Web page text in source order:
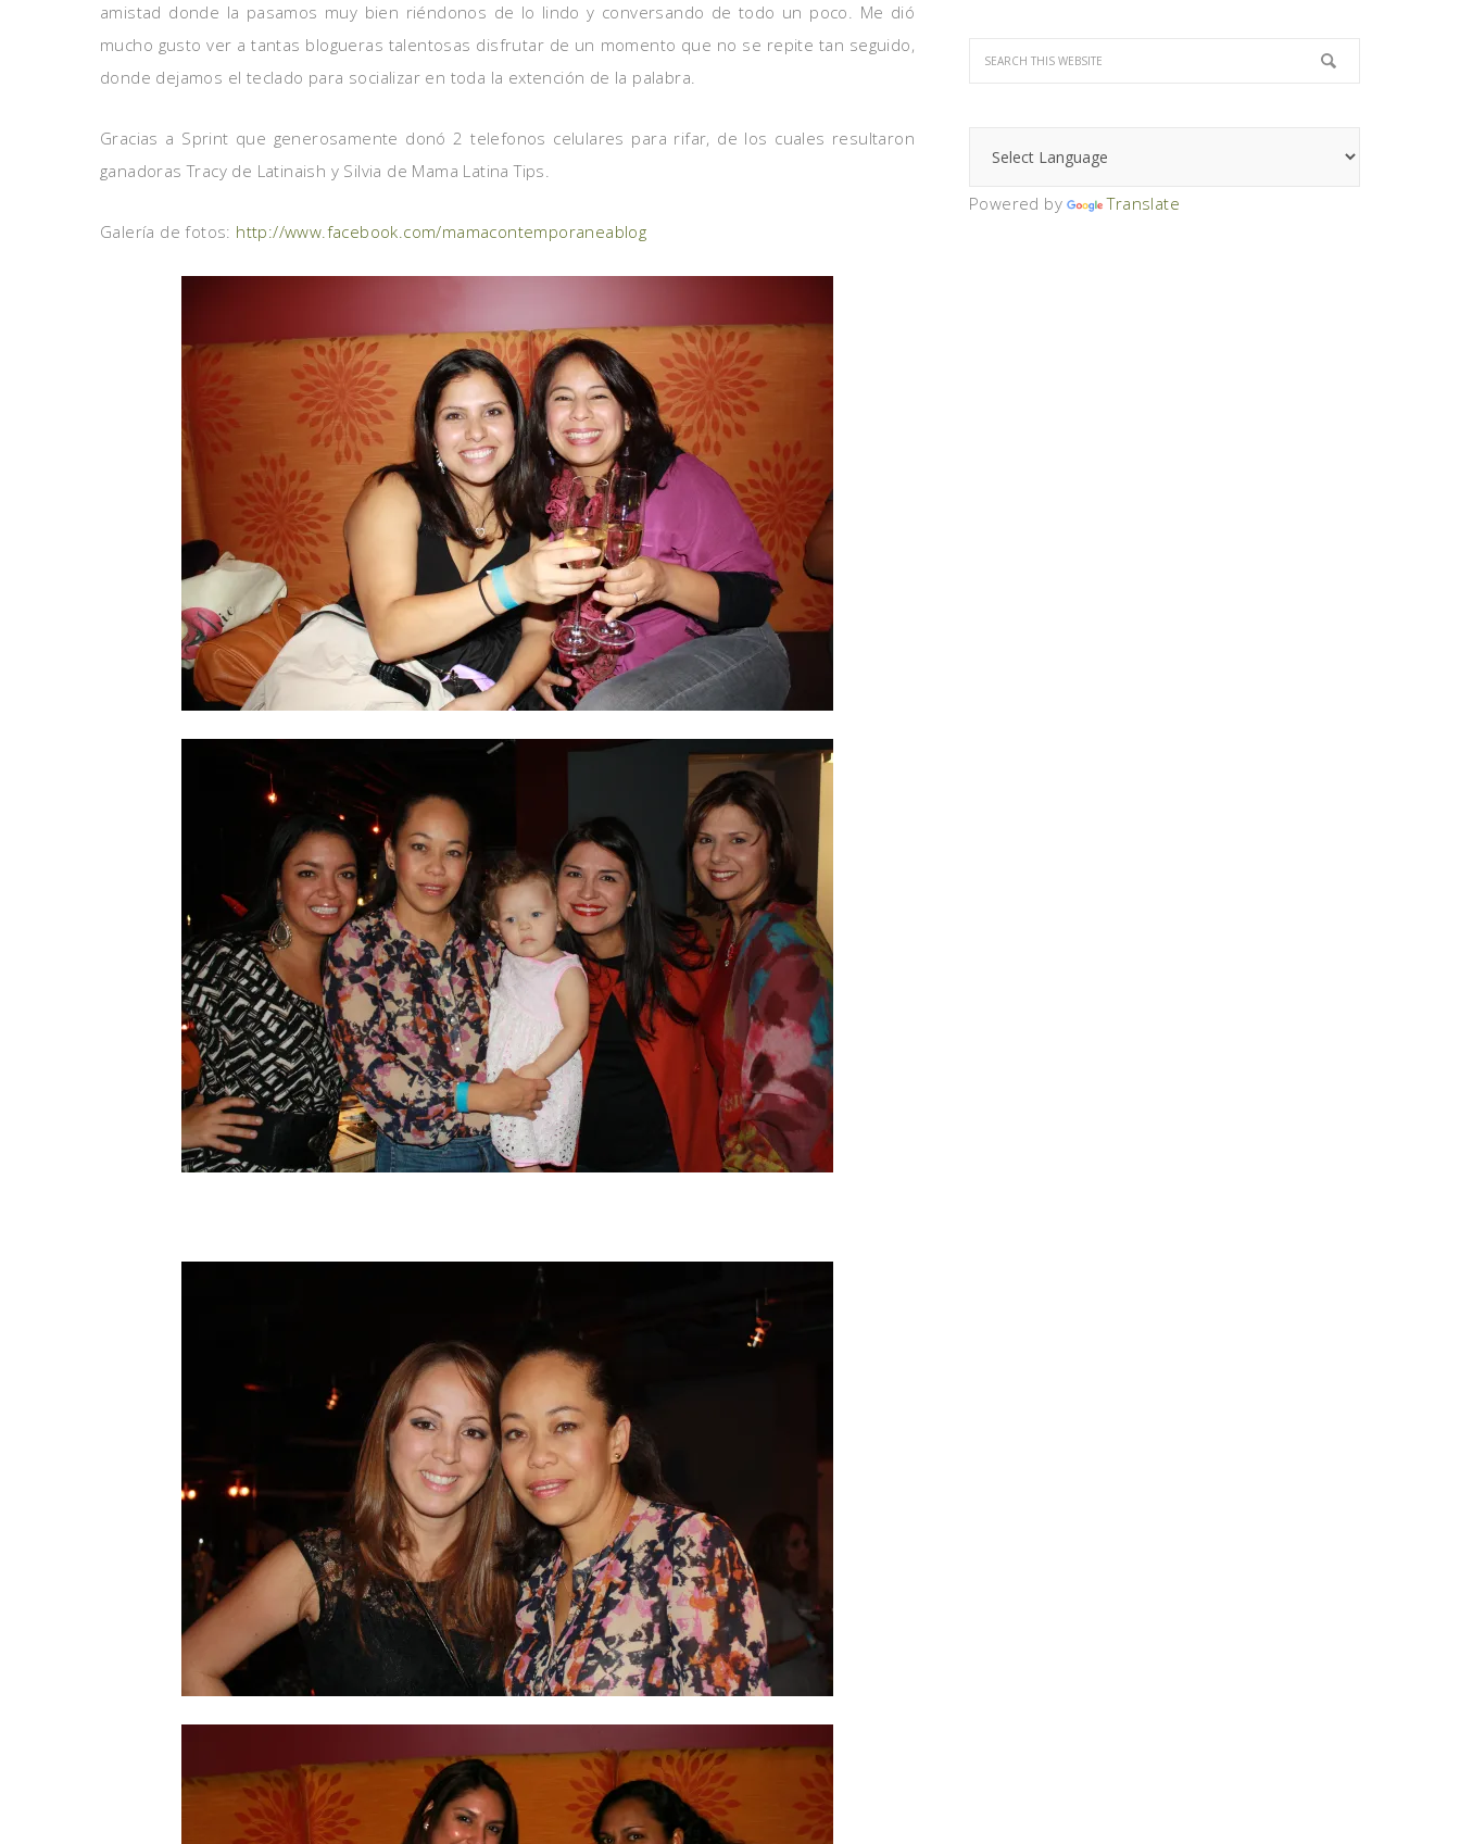
amistad donde la pasamos muy bien riéndonos de lo lindo y conversando de todo un poco. Me dió
mucho gusto ver a tantas blogueras talentosas disfrutar de un momento que no se repite tan seguido,
donde dejamos el teclado para socializar en toda la extención de la palabra.
Gracias a Sprint que generosamente donó 2 telefonos celulares para rifar, de los cuales resultaron
ganadoras Tracy de Latinaish y Silvia de Mama Latina Tips.
Galería de fotos: http://www.facebook.com/mamacontemporaneablog
Powered by Translate